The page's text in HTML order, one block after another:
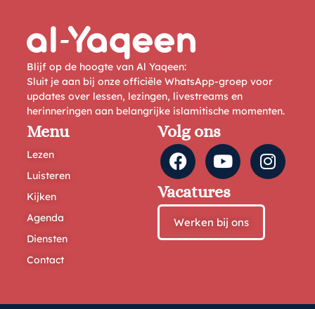
Blijf op de hoogte van Al Yaqeen:
Sluit je aan bij onze officiële WhatsApp-groep voor
updates over lessen, lezingen, livestreams en
herinneringen aan belangrijke islamitische momenten.
Menu
Lezen
Luisteren
Kijken
Agenda
Diensten
Contact
Volg ons
Vacatures
Werken bij ons